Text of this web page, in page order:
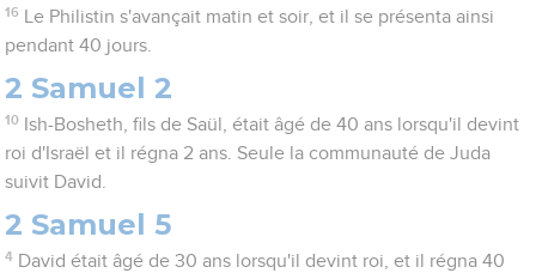
16
Le Philistin s'avançait matin et soir, et il se présenta ainsi
pendant 40 jours.
2 Samuel 2
10
Ish-Bosheth, fils de Saül, était âgé de 40 ans lorsqu'il devint
roi d'Israël et il régna 2 ans. Seule la communauté de Juda
suivit David.
2 Samuel 5
4 David était âgé de 30 ans lorsqu'il devint roi, et il régna 40